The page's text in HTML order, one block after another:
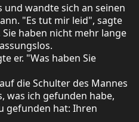
und wandte sich an seinen
"Es tut mir leid", sagte
haben nicht mehr lange
er. "Was haben Sie
die Schulter des Mannes
was ich gefunden habe,
gefunden hat: Ihren